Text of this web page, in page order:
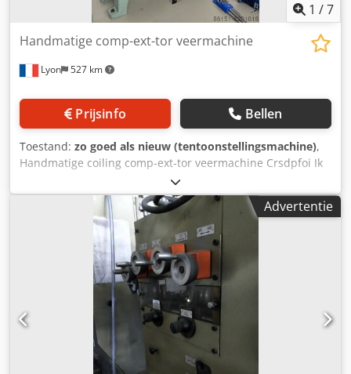
1 /7
Lyon 527 km
Handmatige comp-ext-tor veermachine
Prijsinfo Bellen
Toestand: zo goed als nieuw (tentoonstellingsmachine),
Handmatige coiling comp-ext-tor veermachine Crsdpfoi Ik
Advertentie